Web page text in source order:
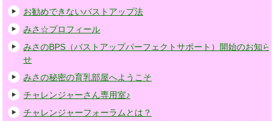
お勧めできないバストアップ法
みさ☆プロフィール
みさのBPS（バストアップパーフェクトサポート）開始のお知ら
せ
みさの秘密の育乳部屋へようこそ
チャレンジャーさん専用室♪
チャレンジャーフォーラムとは？